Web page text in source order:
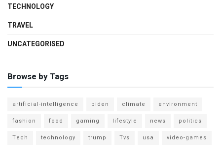
TECHNOLOGY
TRAVEL
UNCATEGORISED
Browse by Tags
artificial-intelligence biden climate
environment
fashion
food gaming lifestyle news
politics
Tech
technology trump Tvs usa video-games